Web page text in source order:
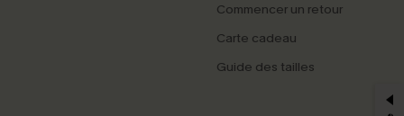
Commencer un retour
Carte cadeau
Guide des tailles
PROFITEZ DE -15%